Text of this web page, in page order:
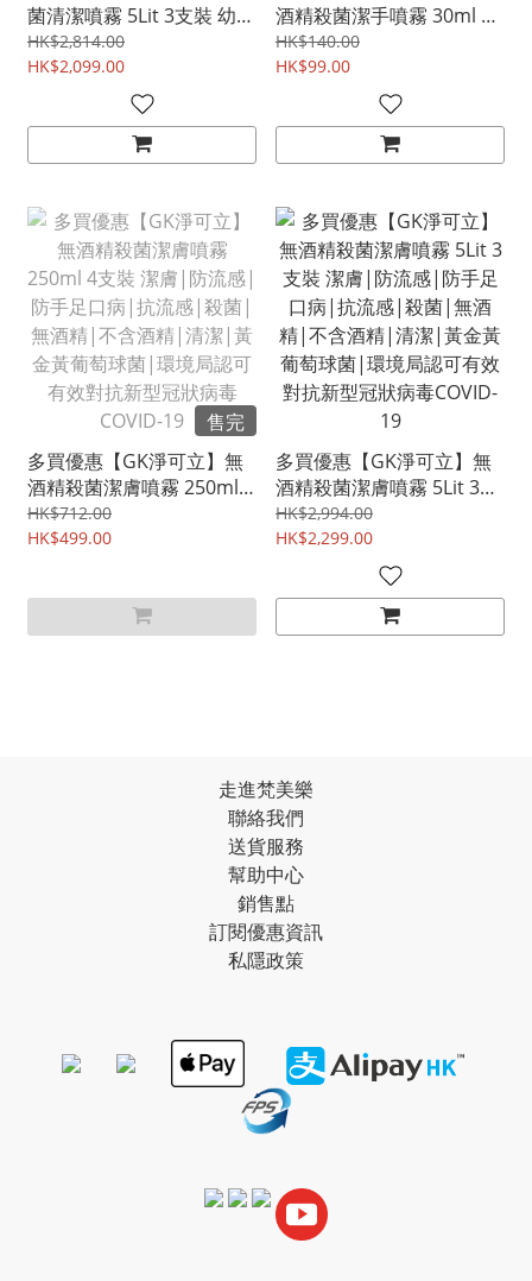
菌清潔噴霧 5Lit 3支裝 幼兒
寵物適用|分解尿味|抗菌|
防霉|抗流感|手足口病|金
黃葡萄球菌|有效殺滅新型
冠狀病毒COVID-19
HK$2,814.00
HK$2,099.00
酒精殺菌潔手噴霧 30ml 抗
菌|抗流感|手足口病|幼兒
適用|女士適用|環境局認
可有效對抗新型冠狀病毒
COVID-19
HK$140.00
HK$99.00
售完
多買優惠【GK淨可立】無
酒精殺菌潔膚噴霧 250ml 4
支裝 潔膚|防流感|防手足
口病|抗流感|殺菌|無酒
葡萄球菌|環境局認可有效
對抗新型冠狀病毒COVID-
19
HK$712.00
HK$499.00
多買優惠【GK淨可立】無
酒精殺菌潔膚噴霧 5Lit 3支
裝 潔膚|防流感|防手足口
病|抗流感|殺菌|無酒精|
不含酒精|清潔|黃金黃葡
萄球菌|環境局認可有效對
抗新型冠狀病毒COVID-19
HK$2,994.00
HK$2,299.00
走進梵美樂
聯絡我們
送貨服務
幫助中心
銷售點
訂閱優惠資訊
私隱政策